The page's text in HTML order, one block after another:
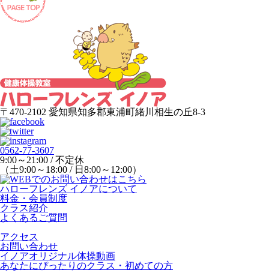
〒470-2102 愛知県知多郡東浦町緒川相生の丘8-3
0562-77-3607
9:00～21:00 / 不定休
（土9:00～18:00 / 日8:00～12:00）
ハローフレンズ イノアについて
料金・会員制度
クラス紹介
よくあるご質問
アクセス
お問い合わせ
イノアオリジナル体操動画
あなたにぴったりのクラス・初めての方